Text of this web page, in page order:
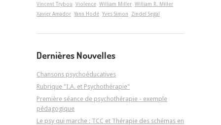
Vincent Trybou Violence William Miller William R. Miller
Xavier Amador Yann Hodé Yves Simon Zindel Segal
Dernières Nouvelles
Chansons psychoéducatives
Rubrique "I.A. et Psychothérapie"
Première séance de psychothérapie - exemple
pédagogique
Le psy qui marche : TCC et Thérapie des schémas en